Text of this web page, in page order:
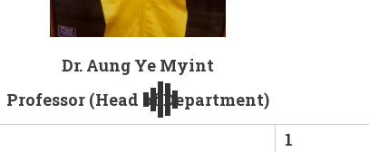
Dr. Aung Ye Myint
Professor (Head of Department)
1